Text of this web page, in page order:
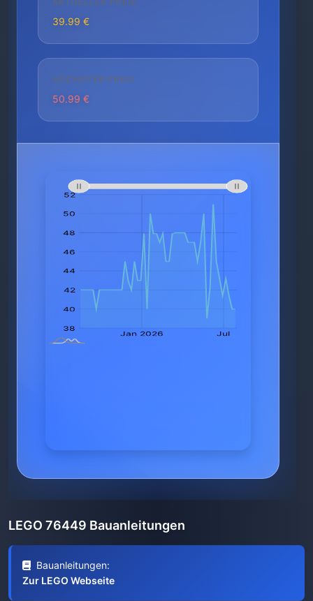
39.99 €
HÖCHSTER PREIS
50.99 €
LEGO 76449 Bauanleitungen
Bauanleitungen:
Zur LEGO Webseite